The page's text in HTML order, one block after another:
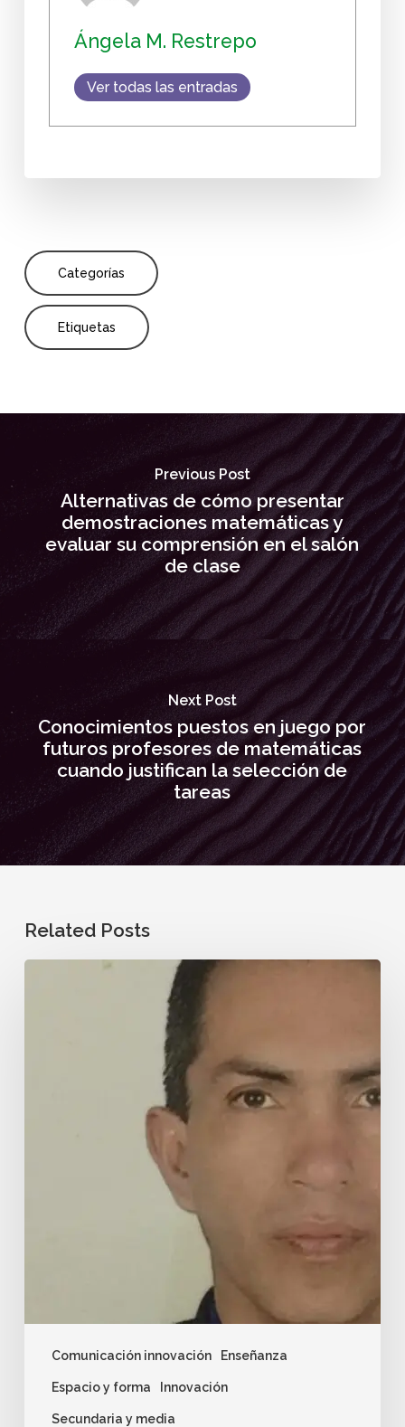
Ángela M. Restrepo
Ver todas las entradas
Categorías
Etiquetas
Previous Post
Alternativas de cómo presentar
demostraciones matemáticas y
evaluar su comprensión en el salón
de clase
Next Post
Conocimientos puestos en juego por
futuros profesores de matemáticas
cuando justifican la selección de
tareas
Related Posts
Comunicación innovación Enseñanza
Espacio y forma Innovación
Secundaria y media